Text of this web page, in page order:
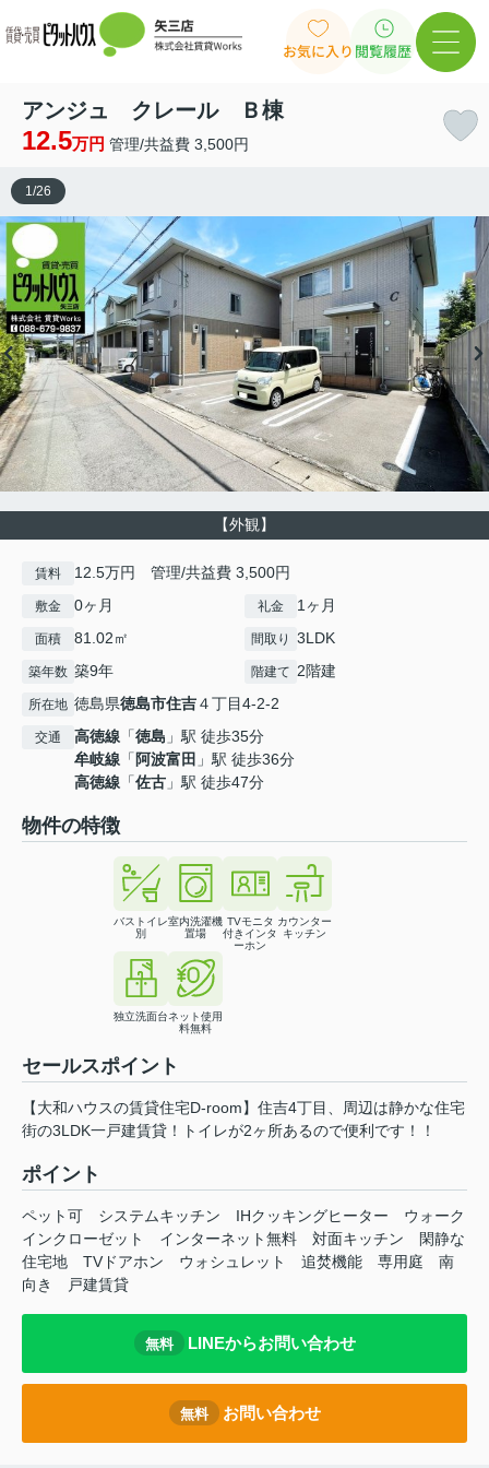
お気に入り 閲覧履歴
アンジュ クレール Ｂ棟
12.5万円 管理/共益費 3,500円
【外観】
1/26
賃料 12.5万円 管理/共益費 3,500円
敷金 0ヶ月 礼金 1ヶ月
面積 81.02㎡ 間取り 3LDK
築年数 築9年 階建て 2階建
所在地 徳島県徳島市住吉４丁目4-2-2
交通 高徳線 「徳島 」駅 徒歩35分
牟岐線 「 阿波富田 」駅 徒歩36分
高徳線 「佐古 」駅 徒歩47分
物件の特徴
バストイレ
別
室内洗濯機
置場
TVモニタ
付きインタ
ーホン
カウンター
キッチン
独立洗面台ネット使用
料無料
セールスポイント
【大和ハウスの賃貸住宅D-room】住吉4丁目、周辺は静かな住宅
街の3LDK一戸建賃貸！トイレが2ヶ所あるので便利です！！
ポイント
ペット可 システムキッチン IHクッキングヒーター
ウォーク
インクローゼット
インターネット無料 対面キッチン
閑静な
住宅地
TVドアホン ウォシュレット 追焚機能 専用庭
南
向き
戸建賃貸
無料 LINEからお問い合わせ
無料 お問い合わせ